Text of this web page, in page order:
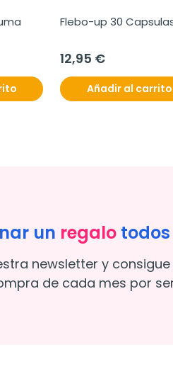
Flebo-up 30
12,95 €
Añadir al carrito
un regalo todos
newsletter y
de cada mes por